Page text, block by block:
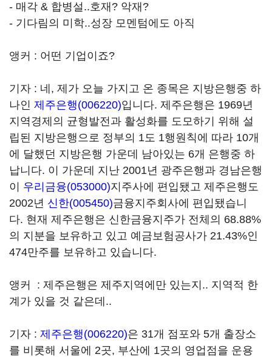
- 매각 & 합병설..호재? 악재?
- 기다림의 미학..성장 모멘텀에도 아직
앵커 : 어떤 기업이죠?
기자 : 네, 제가 오늘 가지고 온 종목은 지방은행중 하
나인 제주은행(006220)입니다. 제주은행은 1969년
지역경제의 균형발전과 활성화를 도모하기 위해 설
립된 지방은행으로 정부의 1도 1행원칙에 따라 10개
에 달했던 지방은행 가운데 남아있는 6개 은행중 하
납니다. 이 가운데 지난 2001년 광주은행과 경남은행
이 우리금융(053000)지주사에 편입됐고 제주은행도
2002년 신한(005450)금융지주회사에 편입됐습니
다. 현재 제주은행은 신한금융지주가 전체의 68.88%
의 지분을 보유하고 있고 예금보험공사가 21.43%인
474만주를 보유하고 있습니다.
앵커 : 제주은행은 제주지역에만 있는지.. 지역적 한
계가 있을 것 같은데..
기자 : 제주은행(006220)은 31개 점포와 5개 출장소
를 비롯해 서울에 2곳, 부산에 1곳의 영업점을 운용